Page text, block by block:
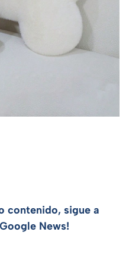
contenido, sigue a
News!